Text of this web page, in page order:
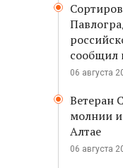
сообщил
06 августа
Ветеран
молнии
Алтае
06 августа